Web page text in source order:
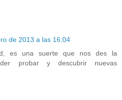
de 2013 a las 16:04
es una suerte que nos des la
probar y descubrir nuevas